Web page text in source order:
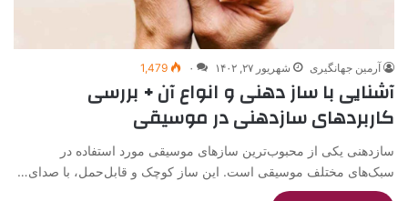
آرمین جهانگیری شهریور ۲۷, ۱۴۰۲ ۰ 1,479
آشنایی با ساز دهنی و انواع آن + بررسی
کاربردهای سازدهنی در موسیقی
سازدهنی یکی از محبوب‌ترین سازهای موسیقی مورد استفاده در
سبک‌های مختلف موسیقی است. این ساز کوچک و قابل‌حمل، با صدای…